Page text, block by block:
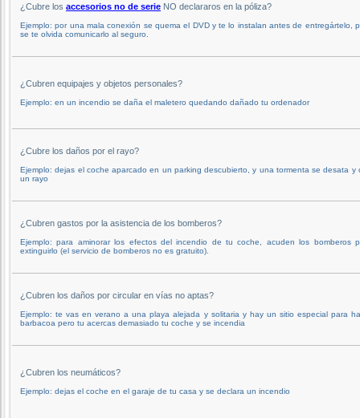
¿Cubre los accesorios no de serie NO declararos en la póliza?
Ejemplo: por una mala conexión se quema el DVD y te lo instalan antes de entregártelo,
se te olvida comunicarlo al seguro.
¿Cubren equipajes y objetos personales?
Ejemplo: en un incendio se daña el maletero quedando dañado tu ordenador
¿Cubre los daños por el rayo?
Ejemplo: dejas el coche aparcado en un parking descubierto, y una tormenta se desata y
un rayo
¿Cubren gastos por la asistencia de los bomberos?
Ejemplo: para aminorar los efectos del incendio de tu coche, acuden los bomberos
extinguirlo (el servicio de bomberos no es gratuito).
¿Cubren los daños por circular en vías no aptas?
Ejemplo: te vas en verano a una playa alejada y solitaria y hay un sitio especial para
barbacoa pero tu acercas demasiado tu coche y se incendia
¿Cubren los neumáticos?
Ejemplo: dejas el coche en el garaje de tu casa y se declara un incendio